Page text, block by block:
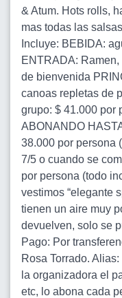
& Atum. Hots rolls,
mas todas las
Incluye: BEBIDA:
ENTRADA:
de bienvenida
canoas repletas de
grupo: $ 41.000 por
ABONANDO
38.000 por persona
7/5 o cuando se
por persona (todo
vestimos “elegante
tienen un aire muy
devuelven, solo se
Pago: Por
Rosa Torrado.
la organizadora el
etc, lo abona cada